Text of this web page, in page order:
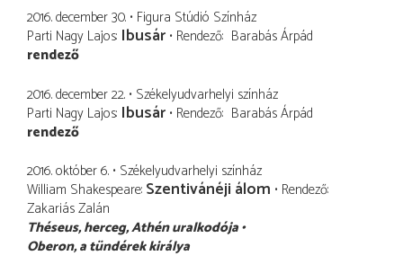
2016. december 30. Figura Stúdió Színház
Parti Nagy Lajos Ibusár Rendező Barabás Árpád
rendező
2016. december 22. Székelyudvarhelyi színház
Parti Nagy Lajos Ibusár Rendező Barabás Árpád
rendező
2016. október 6. Székelyudvarhelyi színház
William Shakespeare Szentivánéji álom Rendező
Zakariás Zalán
Théseus herceg, Athén uralkodója
Oberon a tündérek királya